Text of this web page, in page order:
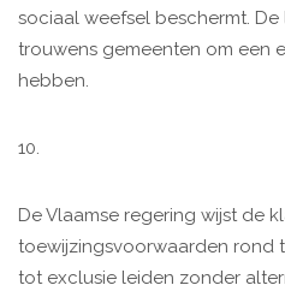
sociaal weefsel beschermt.
trouwens gemeenten om een
hebben.
10.
De Vlaamse regering wijst de
toewijzingsvoorwaarden rond
tot exclusie leiden zonder